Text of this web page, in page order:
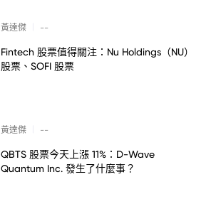
黃達傑 --
Fintech 股票值得關注：Nu Holdings（NU）
股票、SOFI 股票
黃達傑 --
QBTS 股票今天上漲 11%：D-Wave
Quantum Inc. 發生了什麼事？